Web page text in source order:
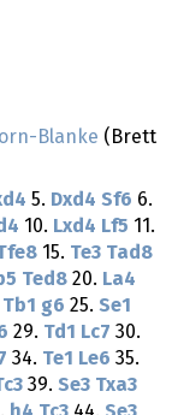
Blanke (Brett
5. Dxd4 Sf6 6.
10. Lxd4 Lf5 11.
15. Te3 Tad8
Ted8 20. La4
Tb1 g6 25. Se1
29. Td1 Lc7 30.
34. Te1 Le6 35.
39. Se3 Txa3
h4 Tc3 44. Se3